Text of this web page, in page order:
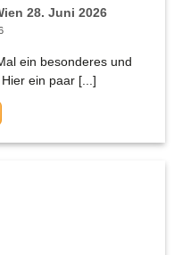
28. Juni 2026
ein besonderes und
ein paar [...]